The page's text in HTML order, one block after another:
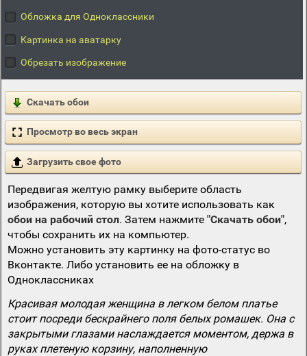
Обложка для Одноклассники
Картинка на аватарку
Обрезать изображение
Скачать обои
Просмотр во весь экран
Загрузить свое фото
Передвигая желтую рамку выберите область
изображения, которую вы хотите использовать как
обои на рабочий стол. Затем нажмите "Скачать обои",
чтобы сохранить их на компьютер.
Можно установить эту картинку на фото-статус во
Вконтакте. Либо установить ее на обложку в
Одноклассниках
Красивая молодая женщина в легком белом платье
стоит посреди бескрайнего поля белых ромашек. Она с
закрытыми глазами наслаждается моментом, держа в
руках плетеную корзину, наполненную